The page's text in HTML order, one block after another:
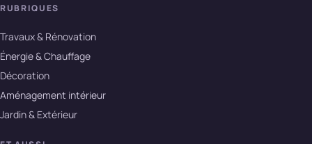
RUBRIQUES
Travaux & Rénovation
Énergie & Chauffage
Décoration
Aménagement intérieur
Jardin & Extérieur